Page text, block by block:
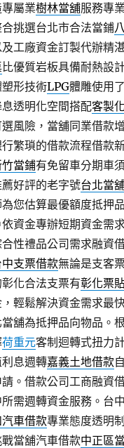
屬業樹林當舖服務專
挑選台北市合法當鋪
工廠資金訂製代辦精
比優質岩板具備耐熱設
形技術LPG體雕使用
透明化空間搭配客製
風險，當舖同業借款
繁瑣的借款流程借款
當鋪有免留車分期車
好評的老字號台北當
您估算最優額度抵押
資金專辦短期資金需
性禮品公司需求融資
中支票借款無論是支客
化合法支票有彰化票
輕鬆解決資金需求最
舖為抵押品向物品。
荷重元客制迴轉式扭力
息週轉嘉義土地借款
。借款公司工商融資
需週轉資金服務。台
車借款專業態度透明
當舖汽車借款中正區